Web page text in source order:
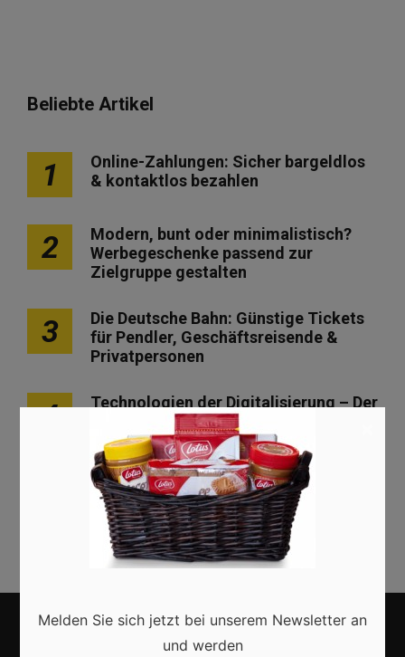
Beliebte Artikel
1
Online-Zahlungen: Sicher bargeldlos
& kontaktlos bezahlen
2
Modern, bunt oder minimalistisch?
Werbegeschenke passend zur
Zielgruppe gestalten
3
Die Deutsche Bahn: Günstige Tickets
für Pendler, Geschäftsreisende &
Privatpersonen
4
Technologien der Digitalisierung – Der
Wandel im Überblick
Einen Online-Shop erstellen – Wie ich
zu meinem eigenen Webshop komme
Melden Sie sich jetzt bei unserem Newsletter an
und werden